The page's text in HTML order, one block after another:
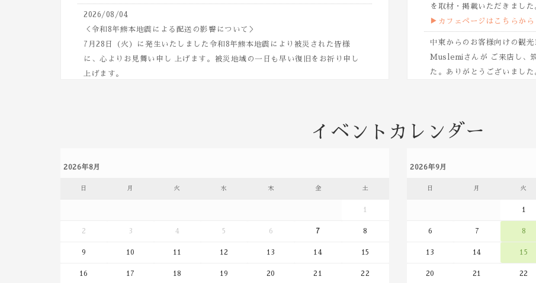
2026/08/04
＜令和8年熊本地震による配送の影響について＞
7月28日（火）に発生いたしました令和8年熊本地震により被災された皆様
に、心よりお見舞い申し 上げます。被災地域の一日も早い復旧をお祈り申し
上げます。
状況や交通規制などにより、対象地域が変 更となる場合がございます。ご理
2026/08/04
夏季期間は、店内完結型の八女茶飲み比べコースも準備しておりますので、ご
希望のお客様はお電 話・メールにてご予約下さい。
▶︎詳細のご確認、ご予約フォームはこちらから
2026/07/24
を取材・掲載いただきまし
▶︎カフェページはこちらから
中東からのお客様向けの観
Muslemiさんが ご来店し、
た。ありがとうございました
材掲載していただきました
の転換点」が掲載されました
日本テレビ、news every. 様
りがとうございました。
し配信でご覧いただけるかも
イベントカレンダー
2026年8月
日 月 火 水 木 金 土
1
2 3 4 5 6 7 8
9 10 11 12 13 14 15
16 17 18 19 20 21 22
2026年9月
日 月 火
1
6 7 8
13 14 15
20 21 22